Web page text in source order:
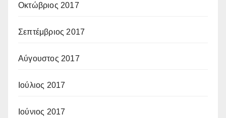
Οκτώβριος 2017
Σεπτέμβριος 2017
Αύγουστος 2017
Ιούλιος 2017
Ιούνιος 2017